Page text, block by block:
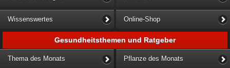
Wissenswertes Online-Shop
Gesundheitsthemen und Ratgeber
Thema des Monats Pflanze des Monats